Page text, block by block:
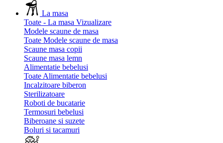
La masa
Toate - La masa Vizualizare
Modele scaune de masa
Toate Modele scaune de masa
Scaune masa copii
Scaune masa lemn
Alimentatie bebelusi
Toate Alimentatie bebelusi
Incalzitoare biberon
Sterilizatoare
Roboti de bucatarie
Termosuri bebelusi
Biberoane si suzete
Boluri si tacamuri